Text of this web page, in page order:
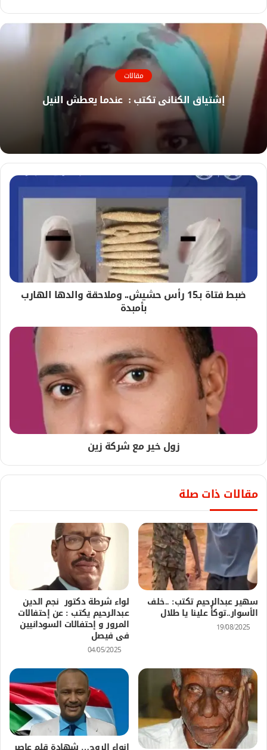
م
و
ق
ع
ا
ل
و
ي
س
و
ك
مقالات
إشتياق الكناني تكتب : عندما يعطش النيل
ضبط فتاة بـ15 رأس حشيش.. وملاحقة والدها الهارب
بأمبدة
زول خير مع شركة زين
مقالات ذات صلة
سهير عبدالرحيم تكتب: ..خلف
الأسوار..توكأْ علينا يا طلال
19/08/2025
لواء شرطة دكتور نجم الدين
عبدالرحيم يكتب : عن إحتفالات
المرور و إحتفالات السودانيين
فى فيصل
04/05/2025